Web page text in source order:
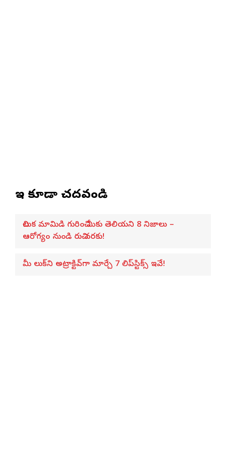
ఇవి కూడా చదవండి
చిలుక మామిడి గురించి మీకు తెలియని 8 నిజాలు –
ఆరోగ్యం నుండి రుచి వరకు!
మీ లుక్‌ని అట్రాక్టివ్‌గా మార్చే 7 లిప్‌స్టిక్స్ ఇవే!